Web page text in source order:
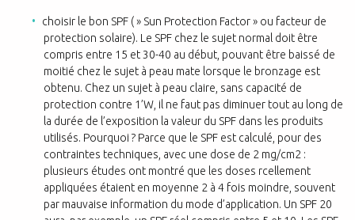
choisir le bon SPF ( » Sun Protection Factor » ou facteur de
protection solaire). Le SPF chez le sujet normal doit être
compris entre 15 et 30-40 au début, pouvant être baissé de
moitié chez le sujet à peau mate lorsque le bronzage est
obtenu. Chez un sujet à peau claire, sans capacité de
protection contre 1’W, il ne faut pas diminuer tout au long de
la durée de l’exposition la valeur du SPF dans les produits
utilisés. Pourquoi ? Parce que le SPF est calculé, pour des
contraintes techniques, avec une dose de 2 mg/cm2 :
plusieurs études ont montré que les doses rcellement
appliquées étaient en moyenne 2 à 4 fois moindre, souvent
par mauvaise information du mode d’application. Un SPF 20